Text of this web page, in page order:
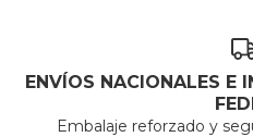
ENVÍOS NACIONALES E
Embalaje reforzado y